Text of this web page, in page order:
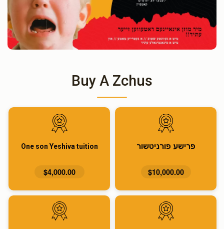
Buy A Zchus
פרישע פורניטשור
$10,000.00
One son Yeshiva tuition
$4,000.00